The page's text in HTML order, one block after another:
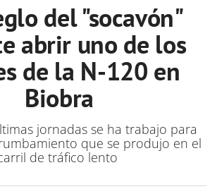
del "socavón"
abrir uno de los
de la N-120 en
Biobra
jornadas se ha trabajo para
que se produjo en el
de tráfico lento